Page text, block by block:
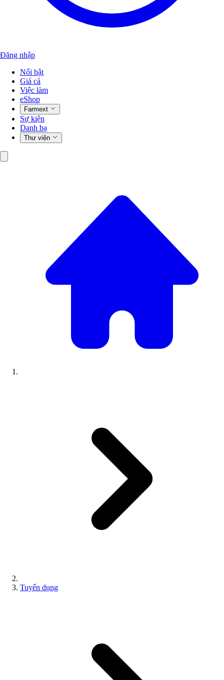
Đăng nhập
Nổi bật
Giá cả
Việc làm
eShop
Farmext
Sự kiện
Danh bạ
Thư viện
Tuyển dụng